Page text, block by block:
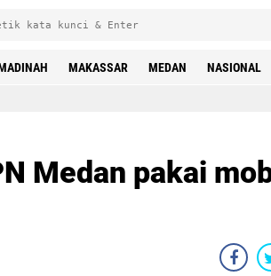
MAKASSAR MEDAN NASIONAL
Medan pakai